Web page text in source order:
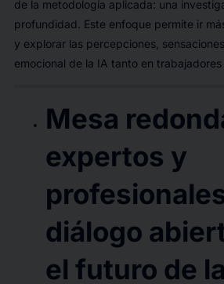
de la metodología aplicada: una
profundidad. Este enfoque permite ir
y explorar las percepciones,
emocional de la IA tanto en
Mesa
expertos y
diálogo
el futuro de